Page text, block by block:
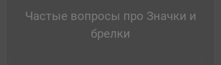
Частые вопросы про Значки и
брелки